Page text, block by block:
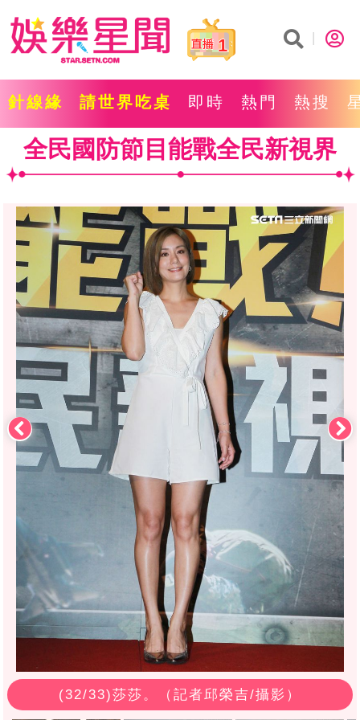
1
針線緣 請世界吃桌 即時 熱門 熱搜
全民國防節目能戰全民新視界
(32/33)莎莎。（記者邱榮吉/攝影）